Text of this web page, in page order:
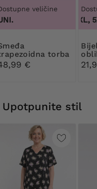
veličine
torba
šalom
€
3XL, 4XL,
Bijele gaćice za
Upotpunite stil